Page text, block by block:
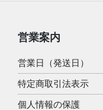
営業案内
営業日（発送日）
特定商取引法表示
個人情報の保護